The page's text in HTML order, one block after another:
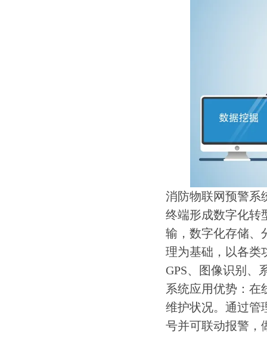
消防物联网预警系
终端形成数字化转
输，数字化存储、
理为基础，以各类
GPS、图像识别、
系统应用优势：在
维护状况。通过管
号并可联动报警，